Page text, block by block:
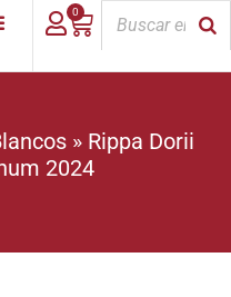
0
» Rippa Dorii
2024